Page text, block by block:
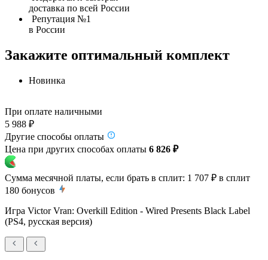
доставка по всей России
Репутация №1
в России
Закажите оптимальный комплект
Новинка
При оплате наличными
5 988 ₽
Другие способы оплаты
Цена при других способах оплаты 6 826 ₽
Сумма месячной платы, если брать в сплит: 1 707 ₽ в сплит
180 бонусов
Игра Victor Vran: Overkill Edition - Wired Presents Black Label
(PS4, русская версия)